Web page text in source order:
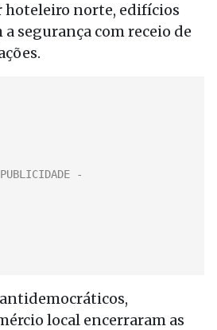
hoteleiro norte, edifícios
segurança com receio de
local encerraram as